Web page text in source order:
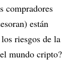
compradores
están
riesgos de la
mundo cripto?